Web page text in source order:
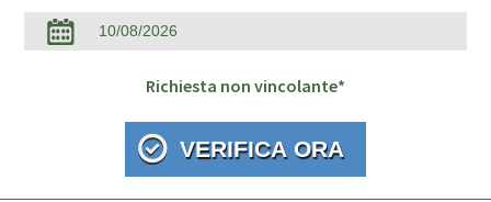
Richiesta non vincolante*